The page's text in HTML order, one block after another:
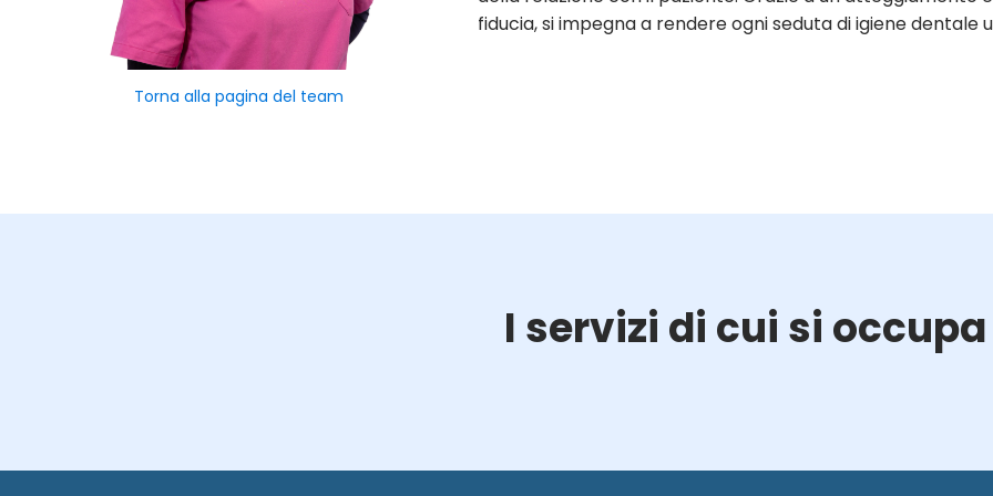
Torna alla pagina del team
fiducia, si impegna a rendere ogni seduta di igiene dentale
I servizi di cui si occupa